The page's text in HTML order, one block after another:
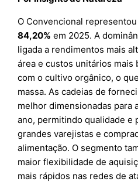
O Convencional
84,20% em 2025. A
ligada a rendimentos mais
área e custos unitários mais
com o cultivo orgânico, o
massa. As cadeias de
melhor dimensionadas para
ano, permitindo qualidade e
grandes varejistas e
alimentação. O segmento
maior flexibilidade de
mais rápidos nas redes de